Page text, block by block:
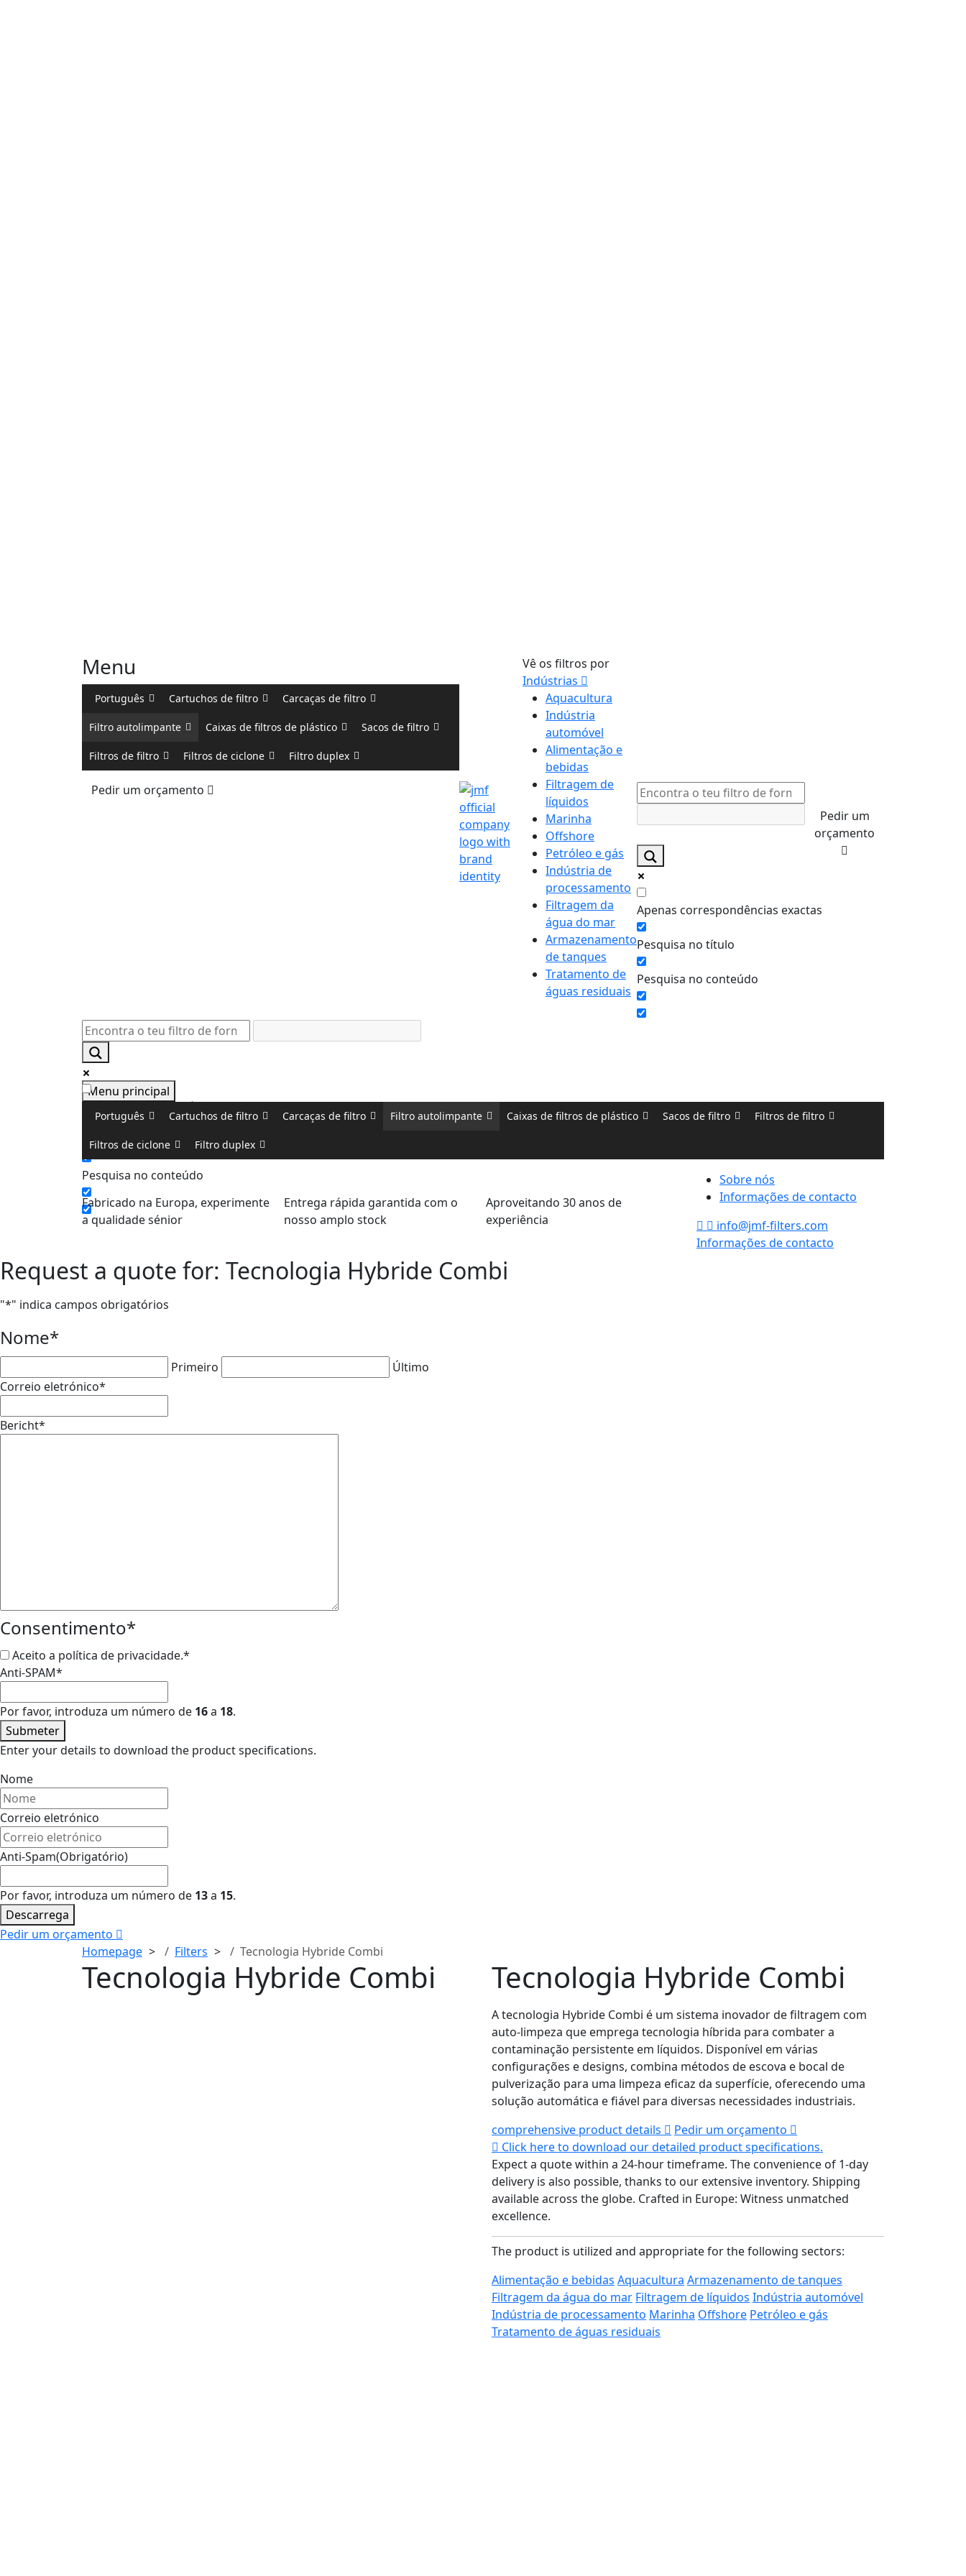
Menu
Português Cartuchos de filtro Carcaças de filtro
Filtro autolimpante Caixas de filtros de plástico Sacos de filtro
Filtros de filtro Filtros de ciclone Filtro duplex
Pedir um orçamento
Vê os filtros por
Indústrias
Aquacultura
Indústria
automóvel
Alimentação e
bebidas
Filtragem de
líquidos
Marinha
Offshore
Petróleo e gás
Indústria de
processamento
Filtragem da
água do mar
Armazenamento
de tanques
Tratamento de
águas residuais
Apenas correspondências exactas
Pesquisa no título
Pesquisa no conteúdo
Pedir um
orçamento
Apenas correspondências exactas
Pesquisa no título
Pesquisa no conteúdo
Menu principal
Português Cartuchos de filtro Carcaças de filtro Filtro autolimpante Caixas de filtros de plástico Sacos de filtro Filtros de filtro
Filtros de ciclone Filtro duplex
Fabricado na Europa, experimente
a qualidade sénior
Entrega rápida garantida com o
nosso amplo stock
Aproveitando 30 anos de
experiência
Aconselhamento personalizado de
um especialista em filtros
Sobre nós
Informações de contacto
info@jmf-filters.com
Informações de contacto
Request a quote for: Tecnologia Hybride Combi
"*" indica campos obrigatórios
Nome*
Primeiro
Último
Correio eletrónico*
Bericht*
Consentimento*
Aceito a política de privacidade.*
Anti-SPAM*
Por favor, introduza um número de 16a 18.
Submeter
Enter your details to download the product specifications.
Nome
Correio eletrónico
Anti-Spam(Obrigatório)
Por favor, introduza um número de 13a 15.
Descarrega
Pedir um orçamento
Homepage
Filters Tecnologia Hybride Combi
Tecnologia Hybride Combi Tecnologia Hybride Combi
A tecnologia Hybride Combi é um sistema inovador de filtragem com
auto-limpeza que emprega tecnologia híbrida para combater a
contaminação persistente em líquidos. Disponível em várias
configurações e designs, combina métodos de escova e bocal de
pulverização para uma limpeza eficaz da superfície, oferecendo uma
solução automática e fiável para diversas necessidades industriais.
comprehensive product details
Pedir um orçamento
Click here to download our detailed product specifications.
Expect a quote within a 24-hour timeframe. The convenience of 1-day
delivery is also possible, thanks to our extensive inventory. Shipping
available across the globe. Crafted in Europe: Witness unmatched
excellence.
The product is utilized and appropriate for the following sectors:
Alimentação e bebidas Aquacultura Armazenamento de tanques
Filtragem da água do mar Filtragem de líquidos Indústria automóvel
Indústria de processamento Marinha Offshore Petróleo e gás
Tratamento de águas residuais